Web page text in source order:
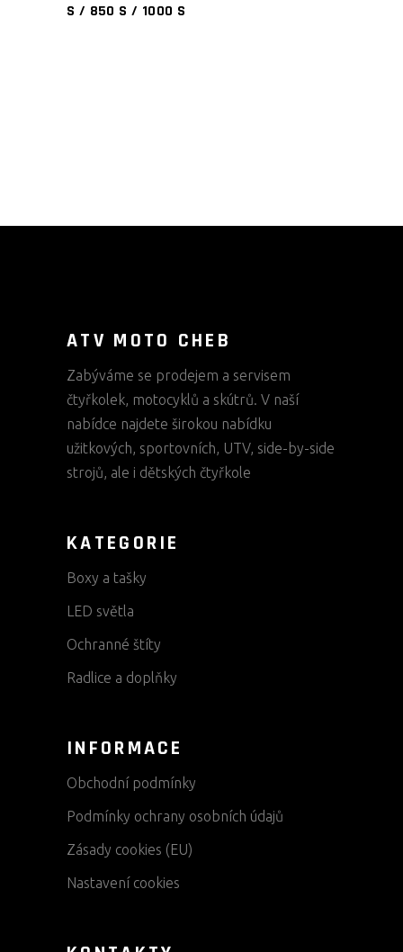
S / 850 S / 1000 S
ATV MOTO CHEB
Zabýváme se prodejem a servisem
čtyřkolek, motocyklů a skútrů. V naší
nabídce najdete širokou nabídku
užitkových, sportovních, UTV, side-by-side
strojů, ale i dětských čtyřkole
KATEGORIE
Boxy a tašky
LED světla
Ochranné štíty
Radlice a doplňky
INFORMACE
Obchodní podmínky
Podmínky ochrany osobních údajů
Zásady cookies (EU)
Nastavení cookies